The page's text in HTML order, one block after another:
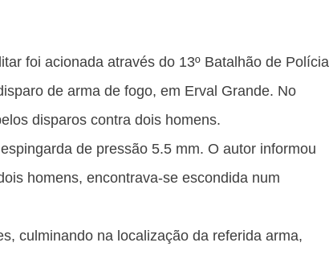
foi acionada através do 13º Batalhão de Polícia
de arma de fogo, em Erval Grande. No
disparos contra dois homens.
de pressão 5.5 mm. O autor informou
homens, encontrava-se escondida num
culminando na localização da referida arma,